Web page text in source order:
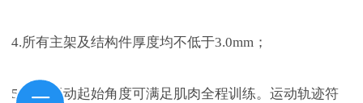
4.所有主架及结构件厚度均不低于3.0mm；
5. 产品运动起始角度可满足肌肉全程训练。运动轨迹符